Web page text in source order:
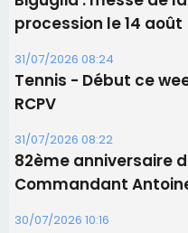
30/07/2026 10:16
Lecci : I Messageri
30/07/2026 09:55
Corte : I Chjami
Bastia - Assunta
Sainte-Marie